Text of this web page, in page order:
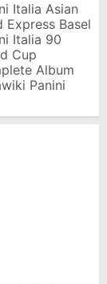
Italia Asian
Express Basel
Italia 90
Cup
Album
Panini